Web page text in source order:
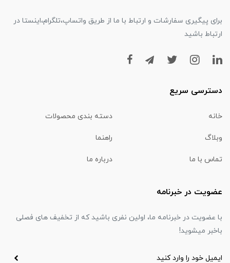
برای پیگیری سفارشات و ارتباط با ما از طریق واتساپ،تلگرام،اینستا در
ارتباط باشید
دسترسی سریع
خانه دسته بندی محصولات
وبلاگ راهنما
تماس با ما درباره ما
عضویت در خبرنامه
با عضویت در خبرنامه ما، اولین نفری باشید که از تخفیف های فصلی
باخبر میشوید!